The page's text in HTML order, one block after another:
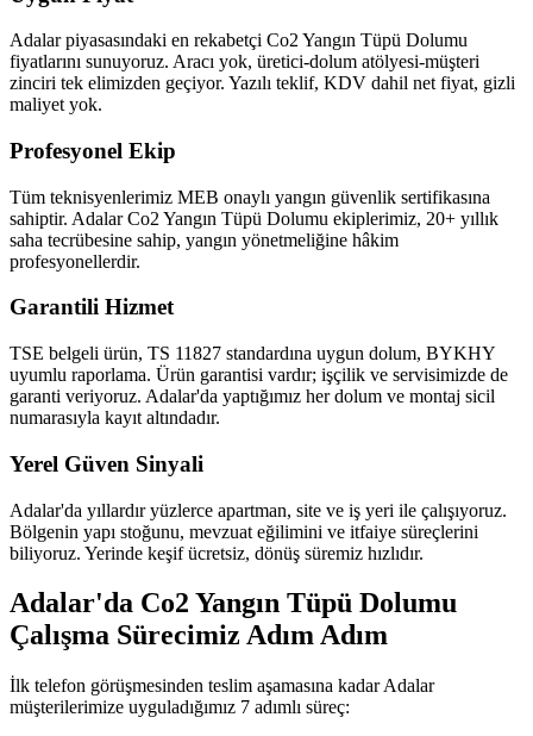
Adalar piyasasındaki en rekabetçi Co2 Yangın Tüpü Dolumu
fiyatlarını sunuyoruz. Aracı yok, üretici-dolum atölyesi-müşteri
zinciri tek elimizden geçiyor. Yazılı teklif, KDV dahil net fiyat, gizli
maliyet yok.
Profesyonel Ekip
Tüm teknisyenlerimiz MEB onaylı yangın güvenlik sertifikasına
sahiptir. Adalar Co2 Yangın Tüpü Dolumu ekiplerimiz, 20+ yıllık
saha tecrübesine sahip, yangın yönetmeliğine hâkim
profesyonellerdir.
Garantili Hizmet
TSE belgeli ürün, TS 11827 standardına uygun dolum, BYKHY
uyumlu raporlama. Ürün garantisi vardır; işçilik ve servisimizde de
garanti veriyoruz. Adalar'da yaptığımız her dolum ve montaj sicil
numarasıyla kayıt altındadır.
Yerel Güven Sinyali
Adalar'da yıllardır yüzlerce apartman, site ve iş yeri ile çalışıyoruz.
Bölgenin yapı stoğunu, mevzuat eğilimini ve itfaiye süreçlerini
biliyoruz. Yerinde keşif ücretsiz, dönüş süremiz hızlıdır.
Adalar'da Co2 Yangın Tüpü Dolumu
Çalışma Sürecimiz Adım Adım
İlk telefon görüşmesinden teslim aşamasına kadar Adalar
müşterilerimize uyguladığımız 7 adımlı süreç: